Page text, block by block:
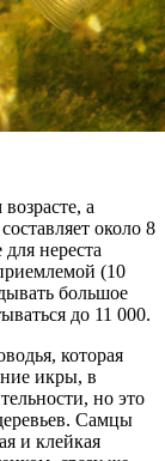
а
около 8
нереста
(10
большое
до 11 000.
которая
икры, в
но это
Самцы
и клейкая